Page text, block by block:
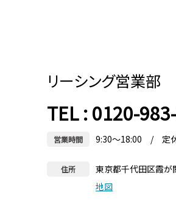
リーシング営業部
TEL : 0120-
営業時間 9:30～18:00 / 定休
住所
東京都千代田区霞
地図